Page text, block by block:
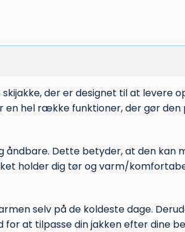
der er designet til at levere
en hel række funktioner, der gør
åndbare. Dette betyder, at den kan
holder dig tør og varm/
selv på de koldeste dage.
at tilpasse din jakken efter dine